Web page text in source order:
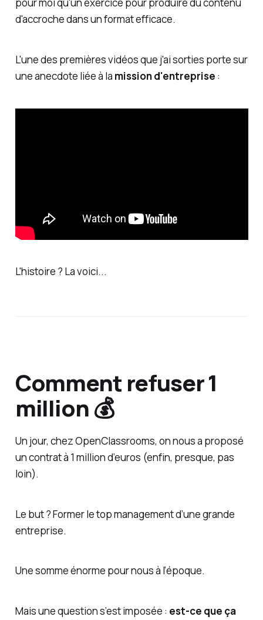
d'accroche dans un format efficace.
L'une des premières vidéos que j'ai sorties porte sur
une anecdote liée à la mission d'entreprise :
L'histoire ? La voici...
Comment refuser 1
million 💰
Un jour, chez OpenClassrooms, on nous a proposé
un contrat à 1 million d’euros (enfin, presque, pas
loin).
Le but ? Former le top management d’une grande
entreprise.
Une somme énorme pour nous à l’époque.
Mais une question s’est imposée : est-ce que ça